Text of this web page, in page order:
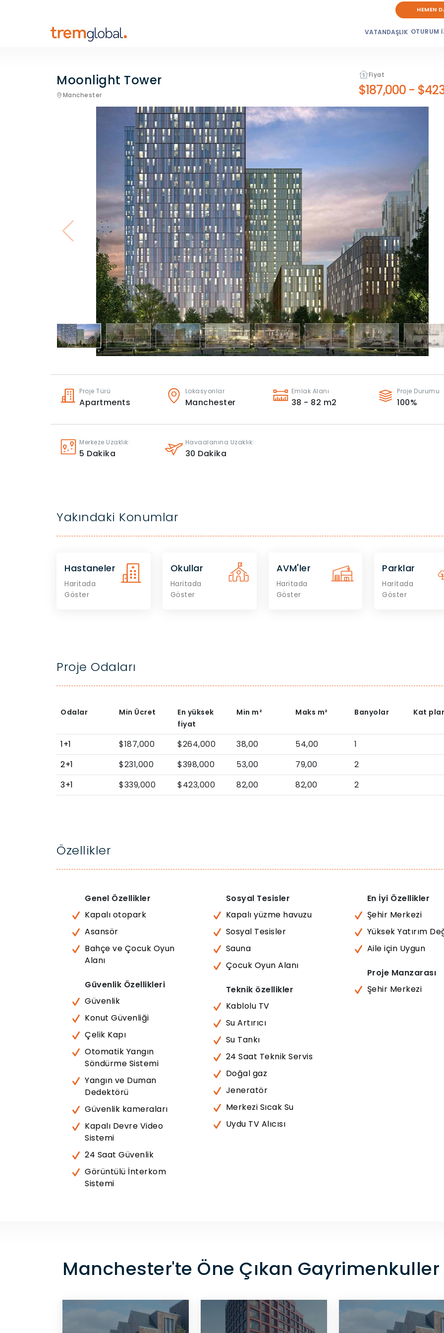
HEMEN
VATANDAŞLIK OTURUM
Moonlight Tower
Manchester
Fiyat
$187,000 -
Proje Türü
Apartments
Lokasyonlar
Manchester
Emlak Alanı
38 - 82 m2
Proje Durumu
100%
Merkeze Uzaklık:
5 Dakika
Havaalanına Uzaklık:
30 Dakika
Yakındaki Konumlar
Hastaneler
Haritada
Göster
Okullar
Haritada
Göster
AVM'ler
Haritada
Göster
Parklar
Haritada
Göster
Proje Odaları
Odalar Min Ücret
En yüksek
fiyat
Min m² Maks m² Banyolar Kat
1+1 $187,000 $264,000 38,00 54,00
1
2+1
$231,000 $398,000 53,00 79,00
2
3+1
$339,000 $423,000 82,00 82,00 2
Özellikler
Genel Özellikler
Kapalı otopark
Asansör
Bahçe ve Çocuk Oyun
Alanı
Güvenlik Özellikleri
Güvenlik
Konut Güvenliği
Çelik Kapı
Otomatik Yangın
Söndürme Sistemi
Yangın ve Duman
Dedektörü
Güvenlik kameraları
Kapalı Devre Video
Sistemi
24 Saat Güvenlik
Görüntülü İnterkom
Sistemi
Sosyal Tesisler
Kapalı yüzme havuzu
Sosyal Tesisler
Sauna
Çocuk Oyun Alanı
Teknik özellikler
Kablolu TV
Su Artırıcı
Su Tankı
24 Saat Teknik Servis
Doğal gaz
Jeneratör
Merkezi Sıcak Su
Uydu TV Alıcısı
En İyi Özellikler
Şehir Merkezi
Yüksek Yatırım
Aile için Uygun
Proje Manzarası
Şehir Merkezi
Manchester'te Öne Çıkan Gayrimenkuller